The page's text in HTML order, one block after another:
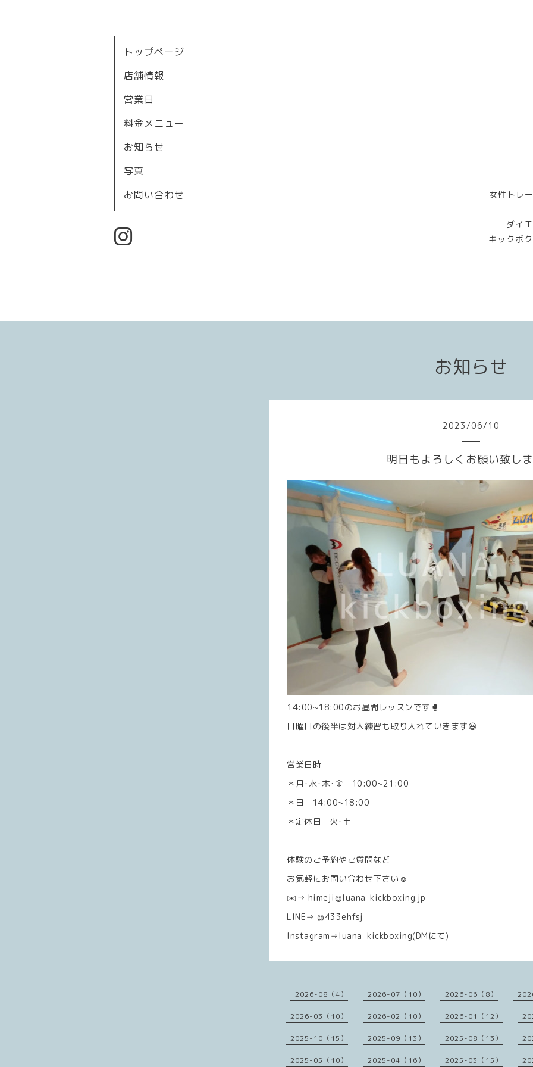
女性トレ
ダイ
キックボ
トップページ
店舗情報
営業日
料金メニュー
お知らせ
写真
お問い合わせ
お知らせ
2023/06/ 10
明日もよろしくお願い致し
14:00~18:00のお昼間レッスンです🥊
日曜日の後半は対人練習も取り入れていきます😆
営業日時
＊月･水･木･金 10:00~21:00
＊日 14:00~18:00
＊定休日 火･土
体験のご予約やご質問など
お気軽にお問い合わせ下さい☺️
✉️⇒ himeji@luana-kickboxing.jp
LINE⇒ @433ehfsj
Instagram⇒luana_kickboxing(DMにて)
2026-08（4） 2026-07（10） 2026-06（8）
2026-03（10） 2026-02（10） 2026-01（12）
2025-10（15） 2025-09（13） 2025-08（13）
2025-05（10） 2025-04（16） 2025-03（15）